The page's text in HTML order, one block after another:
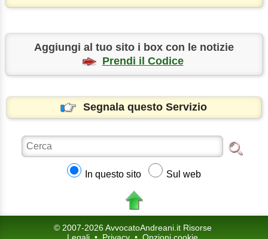
Aggiungi al tuo sito i box con le notizie
Prendi il Codice
Segnala questo Servizio
In questo sito Sul web
© 2007-2026 AvvocatoAndreani.it Risorse